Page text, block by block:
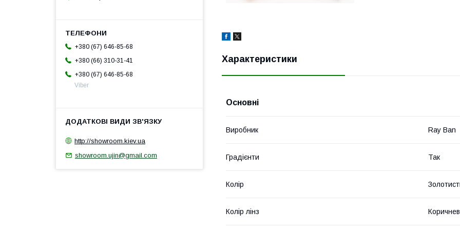
Характеристики
Основні
Виробник Ray Ban
Градієнти Так
Колір
Колір лінз
+380 (67) 646-85-68
+380 (66) 310-31-41
+380 (67) 646-85-68
Viber
http://showroom.kiev.ua
showroom.ujin@gmail.com